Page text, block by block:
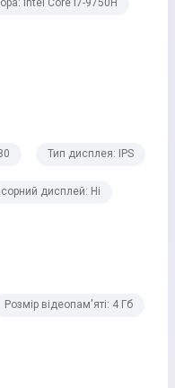
Intel Core i7-9750H
Тип дисплея: IPS
дисплей: Ні
Розмір відеопам'яті: 4 Гб